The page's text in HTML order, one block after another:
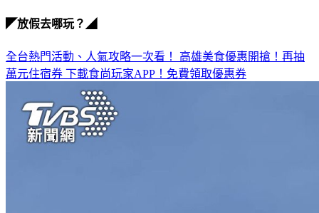
◤放假去哪玩？◢
全台熱門活動、人氣攻略一次看！ 高雄美食優惠開搶！再抽
萬元住宿券 下載食尚玩家APP！免費領取優惠券